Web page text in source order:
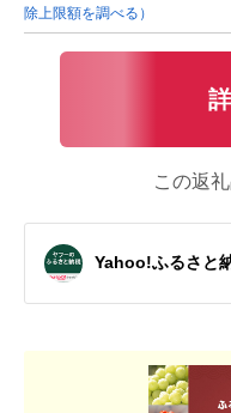
除上限額を調べる）
この返
Yahoo!ふるさと